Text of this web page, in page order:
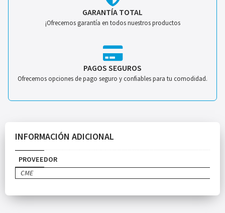
GARANTÍA TOTAL
¡Ofrecemos garantía en todos nuestros productos
PAGOS SEGUROS
Ofrecemos opciones de pago seguro y confiables para tu comodidad.
INFORMACIÓN ADICIONAL
PROVEEDOR
CME